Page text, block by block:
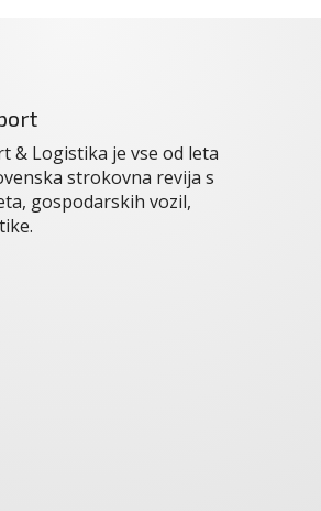
& Logistika je vse od leta
strokovna revija s
gospodarskih vozil,